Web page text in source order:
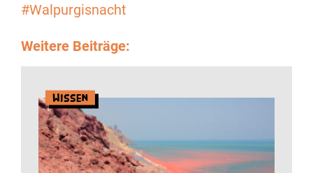
#Walpurgisnacht
Weitere Beiträge:
Wissen